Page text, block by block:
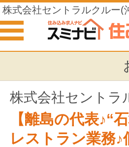
株式会社セントラルクルー(
み込みの仕事
株式会社セント
【離島の代表♪“
レストラン業務♪